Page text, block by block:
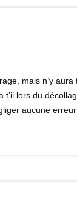
mais n’y
lors du
aucune